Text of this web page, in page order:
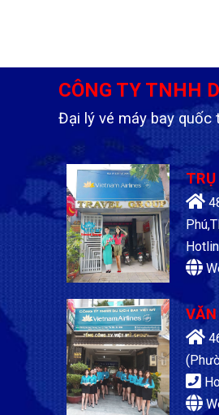
CÔNG TY TNHH
Đại lý vé máy bay quốc
TRỤ
VĂN